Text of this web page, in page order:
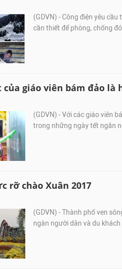
(GDVN) - Công điện yêu
cần thiết để phòng, chống
giáo viên bám đảo là
(GDVN) - Với các giáo viên
trong những ngày tết ngắn
rỡ chào Xuân 2017
(GDVN) - Thành phố ven
ngàn người dân và du